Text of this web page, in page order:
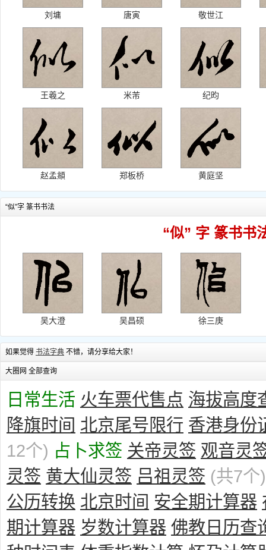
刘墉 唐寅 敬世江
王羲之 米芾 纪昀
赵孟頫 郑板桥 黄庭坚
“似”字 篆书书法
“似” 字 篆书书
吴大澄 吴昌硕 徐三庚
如果觉得 书法字典 不错，请分享给大家！
大圈网 全部查询
日常生活 火车票代售点 海拔高度
降旗时间 北京尾号限行 香港身份
12个) 占卜求签 关帝灵签 观音灵
灵签 黄大仙灵签 吕祖灵签 (共7个)
公历转换 北京时间 安全期计算器
期计算器 岁数计算器 佛教日历查